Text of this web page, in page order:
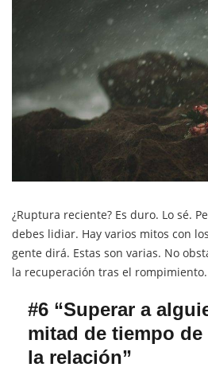
¿Ruptura reciente? Es duro. Lo sé.
debes lidiar. Hay varios mitos con
gente dirá. Estas son varias. No
la recuperación tras el rompimiento.
#6 “Superar a
mitad de tiempo
la relación”